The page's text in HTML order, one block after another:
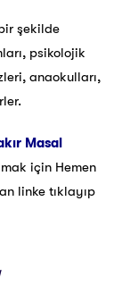
şekilde
psikolojik
anaokulları,
Masal
için Hemen
linke tıklayıp